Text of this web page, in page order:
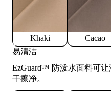
Khaki
Cacao
易清洁
EzGuard™️ 防泼水面料可
干擦净。